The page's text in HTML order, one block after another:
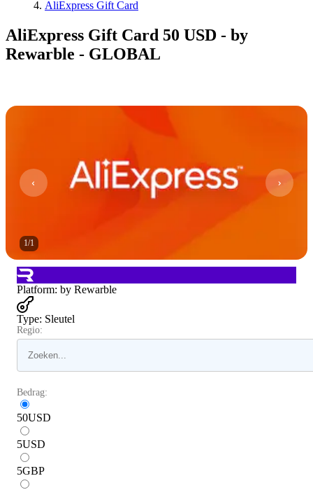
AliExpress Gift Card
AliExpress Gift Card 50 USD - by
Rewarble - GLOBAL
1/1
Platform: by Rewarble
Type: Sleutel
Regio:
Bedrag:
50USD
5USD
5GBP